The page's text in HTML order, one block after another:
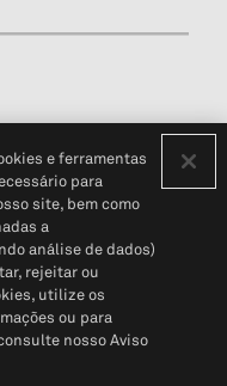
do cliente (em inglês)
© 2026 S&P Global
e ferramentas
para
site, bem como
a
análise de dados)
rejeitar ou
utilize os
ou para
nosso Aviso